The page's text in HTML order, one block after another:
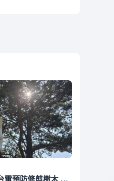
白海豚逼近馬祖！台電預防修剪樹木 籲民眾嚴防強風吹落物勾斷電線